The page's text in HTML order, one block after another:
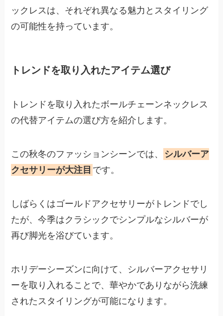
ックレスは、それぞれ異なる魅力とスタイリング
の可能性を持っています。
トレンドを取り入れたアイテム選び
トレンドを取り入れたボールチェーンネックレス
の代替アイテムの選び方を紹介します。
この秋冬のファッションシーンでは、
シルバーア
クセサリーが大注目 です。
しばらくはゴールドアクセサリーがトレンドでし
たが、今季はクラシックでシンプルなシルバーが
再び脚光を浴びています。
ホリデーシーズンに向けて、シルバーアクセサリ
ーを取り入れることで、華やかでありながら洗練
されたスタイリングが可能になります。